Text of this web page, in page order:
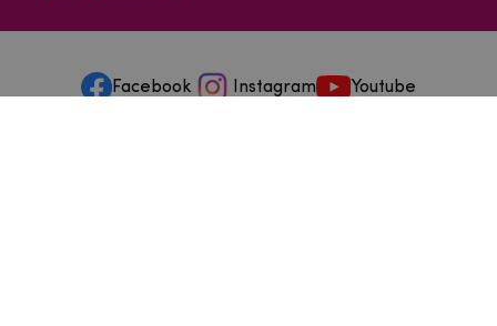
Facebook Instagram Youtube